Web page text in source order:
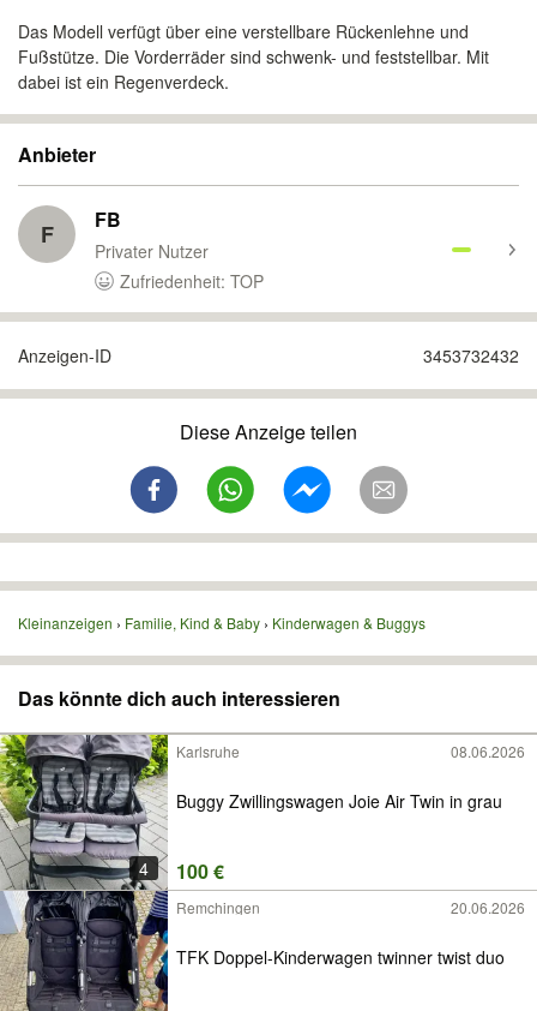
Das Modell verfügt über eine verstellbare Rückenlehne und
Fußstütze. Die Vorderräder sind schwenk- und feststellbar. Mit
dabei ist ein Regenverdeck.
Anbieter
F FB
Privater Nutzer
Zufriedenheit: TOP
Anzeigen-ID 3453732432
Diese Anzeige teilen
Kleinanzeigen Familie, Kind & Baby Kinderwagen & Buggys
Das könnte dich auch interessieren
4
Karlsruhe 08.06.2026
Buggy Zwillingswagen Joie Air Twin in grau
100 €
Remchingen 20.06.2026
TFK Doppel-Kinderwagen twinner twist duo